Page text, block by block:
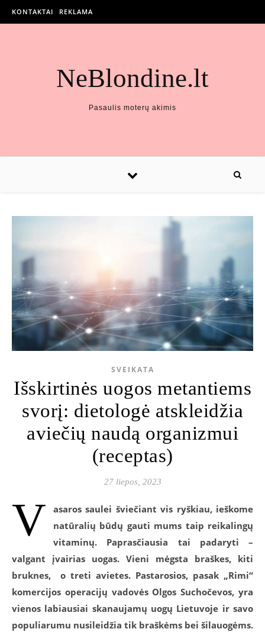
KONTAKTAI REKLAMA
NeBlondine.lt
Pasaulis moterų akimis
SVEIKATA
Išskirtinės uogos metantiems
svorį: dietologė atskleidžia
aviečių naudą organizmui
(receptas)
27 liepos, 2023
V
asaros saulei šviečiant vis ryškiau, ieškome
natūralių būdų gauti mums taip reikalingų
vitaminų. Paprasčiausia tai padaryti –
valgant įvairias uogas. Vieni mėgsta braškes, kiti
bruknes,
o treti avietes. Pastarosios, pasak „Rimi“
komercijos operacijų vadovės Olgos Suchočevos, yra
vienos labiausiai skanaujamų uogų Lietuvoje ir savo
populiarumu nusileidžia tik braškėms bei šilauogėms.